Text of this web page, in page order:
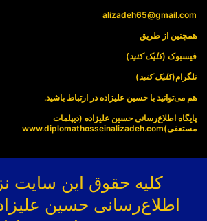
alizadeh65@gmail.com
همچنین از طریق
فیسبوک (کلیک کنید)
تلگرام(کلیک کنید)
هم می‌توانید با حسین علیزاده در ارتباط باشید.
پایگاه اطلاع‌رسانی حسین علیزاده (دیپلمات
مستعفی)www.diplomathosseinalizadeh.com
کلیه حقوق این سایت
اطلاع‌رسانی حسین